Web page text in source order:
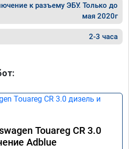
к разъему ЭБУ. Только до
мая 2020г
2-3 часа
Touareg CR 3.0
Adblue